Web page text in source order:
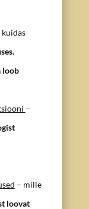
loob
–
– mille
loovat